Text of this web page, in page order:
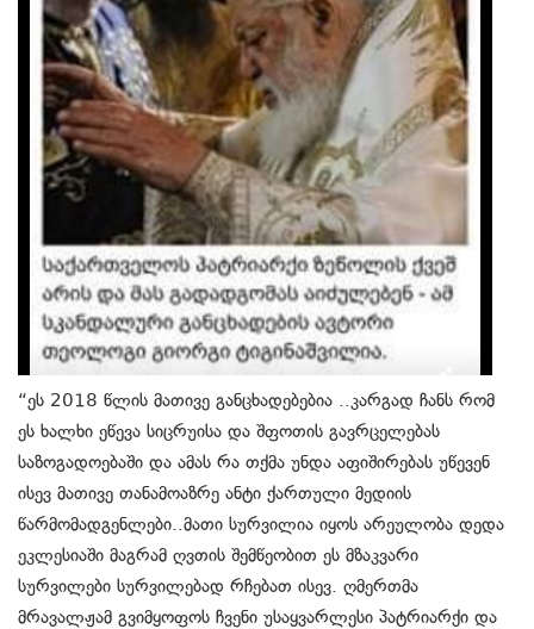
“ეს 2018 წლის მათივე განცხადებებია ..კარგად ჩანს რომ
ეს ხალხი ეწევა სიცრუისა და შფოთის გავრცელებას
საზოგადოებაში და ამას რა თქმა უნდა აფიშირებას უწევენ
ისევ მათივე თანამოაზრე ანტი ქართული მედიის
წარმომადგენლები..მათი სურვილია იყოს არეულობა დედა
ეკლესიაში მაგრამ ღვთის შემწეობით ეს მზაკვარი
სურვილები სურვილებად რჩებათ ისევ. ღმერთმა
მრავალჟამ გვიმყოფოს ჩვენი უსაყვარლესი პატრიარქი და